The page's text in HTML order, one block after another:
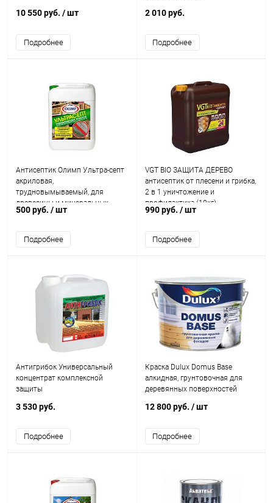
10 550 руб. / шт
Подробнее
2 010 руб.
Подробнее
Антисептик Олимп Ультра-септ
акриловая,
трудновымываемый, для
древесины и минеральных
поверхностей
500 руб. / шт
Подробнее
VGT BIO ЗАЩИТА ДЕРЕВО
антисептик от плесени и грибка,
2 в 1 уничтожение и
профилактика (10кг)
990 руб. / шт
Подробнее
Антигрибок Универсальный
концентрат комплексной
защиты
3 530 руб.
Подробнее
Краска Dulux Domus Base
алкидная, грунтовочная для
деревянных поверхностей
12 800 руб. / шт
Подробнее